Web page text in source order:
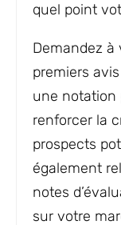
quel point
Demandez à
premiers
une notation
renforcer la
prospects
également
notes
sur votre